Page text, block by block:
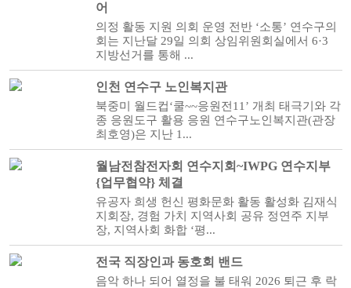
어
의정 활동 지원 의회 운영 전반 ‘소통’ 연수구의
회는 지난달 29일 의회 상임위원회실에서 6·3
지방선거를 통해 ...
인천 연수구 노인복지관
북중미 월드컵‘쿨~~응원전11’ 개최 태극기와 각
종 응원도구 활용 응원 연수구노인복지관(관장
최호영)은 지난 1...
월남전참전자회 연수지회~IWPG 연수지부
{업무협약} 체결
유공자 희생 헌신 평화문화 활동 활성화 김재식
지회장, 경험 가치 지역사회 공유 정연주 지부
장, 지역사회 화합 ‘평...
전국 직장인과 동호회 밴드
음악 하나 되어 열정을 불 태워 2026 퇴근 후 락